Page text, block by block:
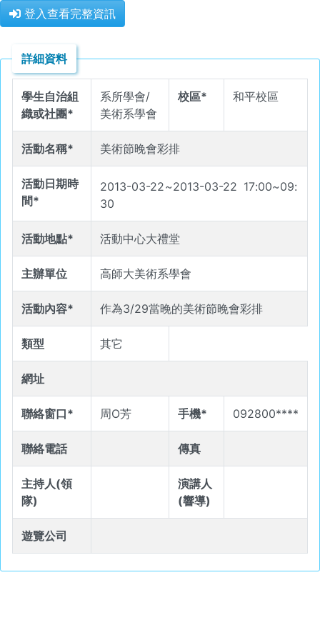
登入查看完整資訊
詳細資料
學生自治組
織或社團*
系所學會/
美術系學會
校區* 和平校區
活動名稱* 美術節晚會彩排
活動日期時
間*
2013-03-22~2013-03-22 17:00~09:
30
活動地點* 活動中心大禮堂
主辦單位 高師大美術系學會
活動內容* 作為3/29當晚的美術節晚會彩排
類型 其它
網址
聯絡窗口* 周O芳 手機* 092800****
聯絡電話 傳真
主持人(領
隊)
演講人
(響導)
遊覽公司